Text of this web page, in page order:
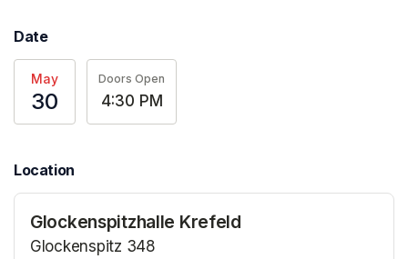
Date
May
30
Doors Open
4:30 PM
Location
Glockenspitzhalle Krefeld
Glockenspitz 348